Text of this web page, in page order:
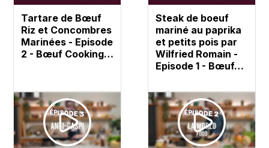
Tartare de Bœuf
Riz et Concombres
Marinées - Episode
2 - Bœuf Cooking…
Steak de boeuf
mariné au paprika
et petits pois par
Wilfried Romain -
Episode 1 - Bœuf…